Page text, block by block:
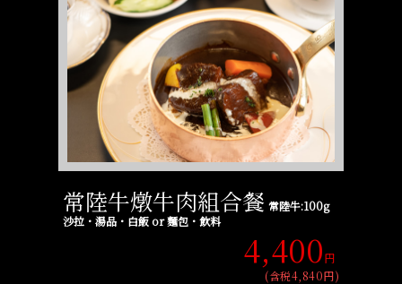
常陸牛燉牛肉組合餐 常陸牛:100g
沙拉・湯品・白飯 or 麵包・飲料
4,400円
(含税4,840円)